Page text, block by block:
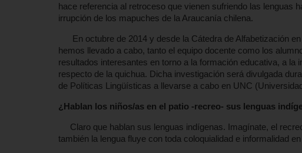
hace referencia al retroceso que vienen sufriendo las lenguas
irrupción de los mapuches de la Araucanía chilena.
En octubre de 2014 y desde la Cátedra de Alfabetización
hemos llevado a cabo, tanto el equipo docente como los
resultados interesantes en torno a la formación educativa, a la
respecto de la quichua. Dicha investigación será divulgada
de Políticas Lingüísticas a llevarse a cabo en UNC
¿Hablan los niños/as en el patio -recreo- sus lenguas
Claro que hablan sus lenguas indígenas. Imagínate, el
también la lengua fluye con toda coloquialidad e informalidad